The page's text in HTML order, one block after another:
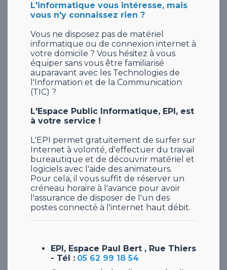
L'informatique vous intéresse, mais
vous n'y connaissez rien ?
Vous ne disposez pas de matériel
informatique ou de connexion internet à
votre domicile ? Vous hésitez à vous
équiper sans vous être familiarisé
auparavant avec les Technologies de
l'Information et de la Communication
(TIC) ?
L'Espace Public Informatique, EPI, est
à votre service !
L'EPI permet gratuitement de surfer sur
Internet à volonté, d'effectuer du travail
bureautique et de découvrir matériel et
logiciels avec l'aide des animateurs.
Pour cela, il vous suffit de réserver un
créneau horaire à l'avance pour avoir
l'assurance de disposer de l'un des
postes connecté à l'internet haut débit.
EPI, Espace Paul Bert , Rue Thiers
- Tél : 05 62 99 18 54